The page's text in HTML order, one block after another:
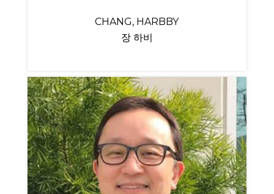
CHANG, HARBBY
장 하비